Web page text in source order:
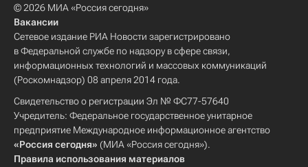
© 2026 МИА «Россия сегодня»
Вакансии
Сетевое издание РИА Новости зарегистрировано
в Федеральной службе по надзору в сфере связи,
информационных технологий и массовых коммуникаций
(Роскомнадзор) 08 апреля 2014 года.
Свидетельство о регистрации Эл № ФС77-57640
Учредитель: Федеральное государственное унитарное
предприятие Международное информационное агентство
«Россия сегодня» (МИА «Россия сегодня»).
Правила использования материалов